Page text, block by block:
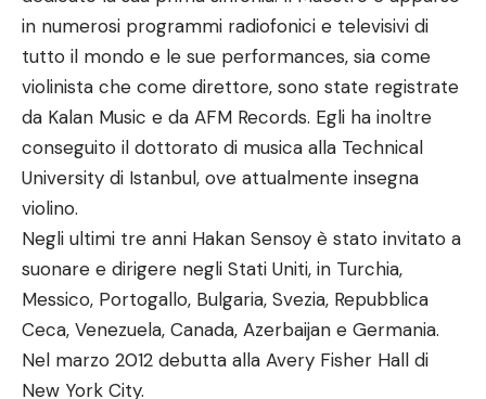
in numerosi programmi radiofonici e televisivi di
tutto il mondo e le sue performances, sia come
violinista che come direttore, sono state registrate
da Kalan Music e da AFM Records. Egli ha inoltre
conseguito il dottorato di musica alla Technical
University di Istanbul, ove attualmente insegna
violino.
Negli ultimi tre anni Hakan Sensoy è stato invitato a
suonare e dirigere negli Stati Uniti, in Turchia,
Messico, Portogallo, Bulgaria, Svezia, Repubblica
Ceca, Venezuela, Canada, Azerbaijan e Germania.
Nel marzo 2012 debutta alla Avery Fisher Hall di
New York City.